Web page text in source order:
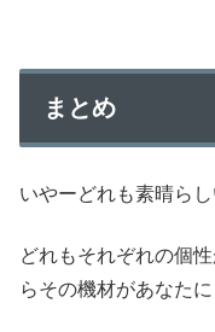
まとめ
いやーどれも素晴らし
どれもそれぞれの個
らその機材があなた